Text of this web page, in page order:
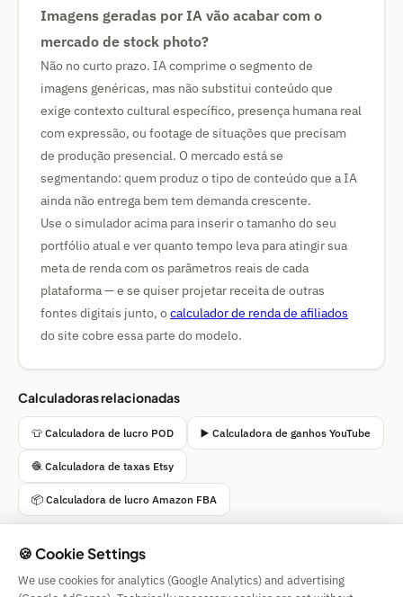
Imagens geradas por IA vão acabar com o
mercado de stock photo?
Não no curto prazo. IA comprime o segmento de
imagens genéricas, mas não substitui conteúdo que
exige contexto cultural específico, presença humana real
com expressão, ou footage de situações que precisam
de produção presencial. O mercado está se
segmentando: quem produz o tipo de conteúdo que a IA
ainda não entrega bem tem demanda crescente.
Use o simulador acima para inserir o tamanho do seu
portfólio atual e ver quanto tempo leva para atingir sua
meta de renda com os parâmetros reais de cada
plataforma — e se quiser projetar receita de outras
fontes digitais junto, ocalculador de renda de afiliados
do site cobre essa parte do modelo.
Calculadoras relacionadas
👕 Calculadora de lucro POD ▶️ Calculadora de ganhos YouTube
🧶 Calculadora de taxas Etsy
📦 Calculadora de lucro Amazon FBA
Simple Calculator
🍪 Cookie Settings
We use cookies for analytics (Google Analytics) and advertising